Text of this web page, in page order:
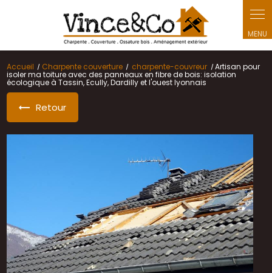
Accueil Charpente couverture charpente-couvreur Artisan pour
isoler ma toiture avec des panneaux en fibre de bois: isolation
écologique à Tassin, Ecully, Dardilly et l'ouest lyonnais
Retour